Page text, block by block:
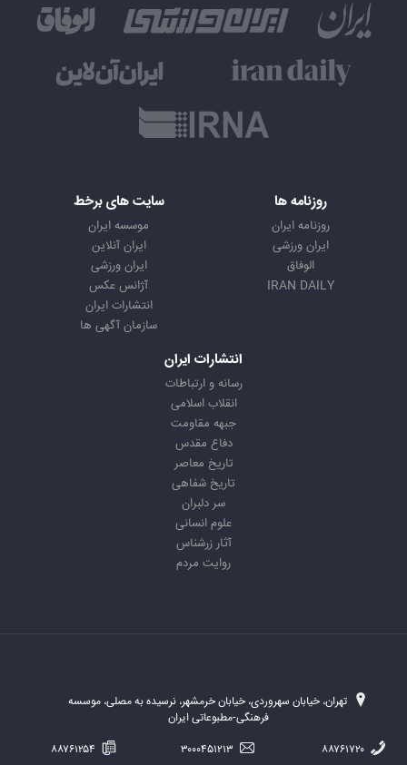
روزنامه ها
روزنامه ایران
ایران ورزشی
الوفاق
IRAN DAILY
سایت های برخط
موسسه ایران
ایران آنلاین
ایران ورزشی
آژانس عکس
انتشارات ایران
سازمان آگهی ها
انتشارات ایران
رسانه و ارتباطات
انقلاب اسلامی
جبهه مقاومت
دفاع مقدس
تاریخ معاصر
تاریخ شفاهی
سر دلبران
علوم انسانی
آثار زرشناس
روایت مردم
تهران، خیابان سهروردی، خیابان خرمشهر، نرسیده به مصلی، موسسه
فرهنگی-مطبوعاتی ایران